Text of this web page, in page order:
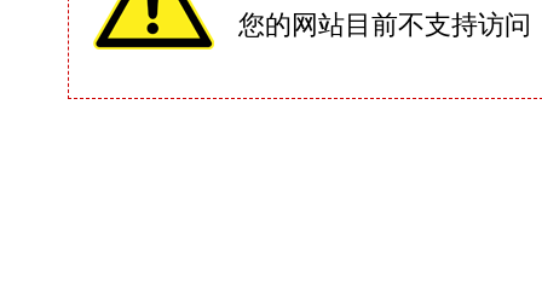
您的网站目前不支持访